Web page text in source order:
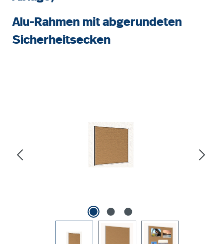
Alu-Rahmen mit abgerundeten
Sicherheitsecken